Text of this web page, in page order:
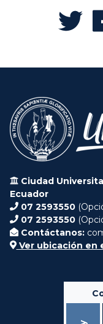
Ciudad
Ecuador
07 2593550
07 2593550
Contáctanos:
Ver ubicación en